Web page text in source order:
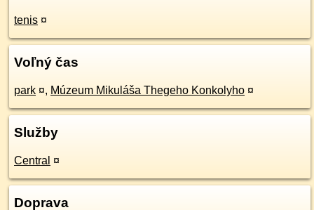
tenis ¤
Voľný čas
park ¤, Múzeum Mikuláša Thegeho Konkolyho ¤
Služby
Central ¤
Doprava